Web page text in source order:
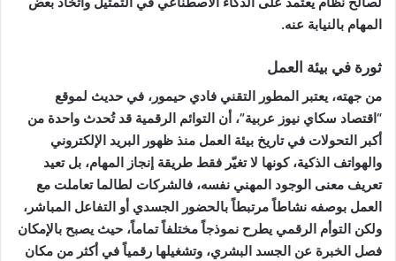
المهام بالنيابة عنه.
ثورة في بيئة العمل
من جهته، يعتبر المطور التقني فادي حيمور، في حديث لموقع
“اقتصاد سكاي نيوز عربية”، أن التوائم الرقمية قد تُحدث واحدة من
أكبر التحولات في تاريخ بيئة العمل منذ ظهور البريد الإلكتروني
والهواتف الذكية، كونها لا تغيّر فقط طريقة إنجاز المهام، بل تعيد
تعريف معنى الوجود المهني نفسه، فالشركات لطالما تعاملت مع
العمل بوصفه نشاطاً مرتبطاً بالحضور الجسدي أو التفاعل المباشر،
ولكن التوأم الرقمي يطرح نموذجاً مختلفاً تماماً، حيث يصبح بالإمكان
فصل الخبرة عن الجسد البشري، وتشغيلها رقمياً في أكثر من مكان